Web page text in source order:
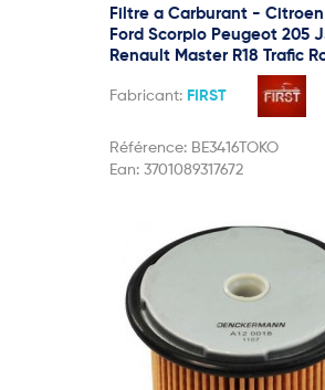
Filtre a Carburant - Citroen
Ford Scorpio Peugeot 205
Renault Master R18 Trafic
Fabricant: FIRST
Référence: BE3416TOKO
Ean: 3701089317672